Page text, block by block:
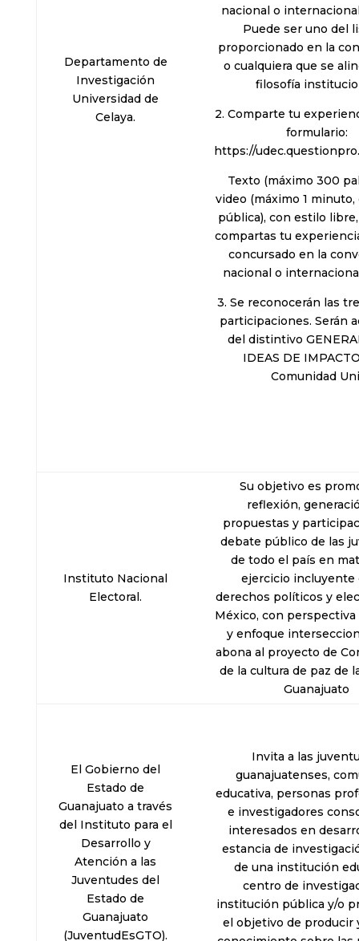
Departamento de
Investigación
Universidad de
Celaya.
nacional o
Puede ser uno del
proporcionado en la
o cualquiera que se
filosofía
2. Comparte tu
formulario:
https://
Texto (máximo 300
video (máximo 1
pública), con estilo
compartas tu
concursado en la
nacional o
3. Se reconocerán las
participaciones. Serán
del distintivo
IDEAS DE
Comunidad
Instituto Nacional
Electoral.
Su objetivo es
reflexión,
propuestas y
debate público de las
de todo el país en
ejercicio incluyente
derechos políticos y
México, con
y enfoque
abona al proyecto de
de la cultura de paz de
Guanajuato
El Gobierno del
Estado de
Guanajuato a través
del Instituto para el
Desarrollo y
Atención a las
Juventudes del
Estado de
Guanajuato
(JuventudEsGTO).
Invita a las
guanajuatenses,
educativa, personas
e investigadores
interesados en
estancia de
de una institución
centro de
institución pública y/o
el objetivo de producir